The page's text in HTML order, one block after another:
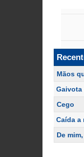
Mãos
Gaivota
Cego
Caída a
De